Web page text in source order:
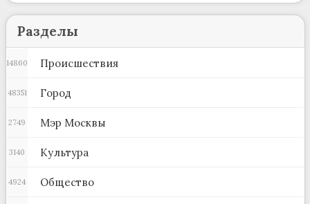
Разделы
Происшествия
14860
Город
48351
Мэр Москвы
2749
Культура
3140
Общество
4924